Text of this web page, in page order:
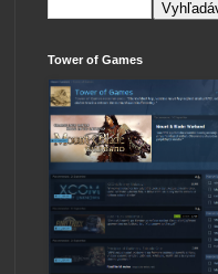
Tower of Games